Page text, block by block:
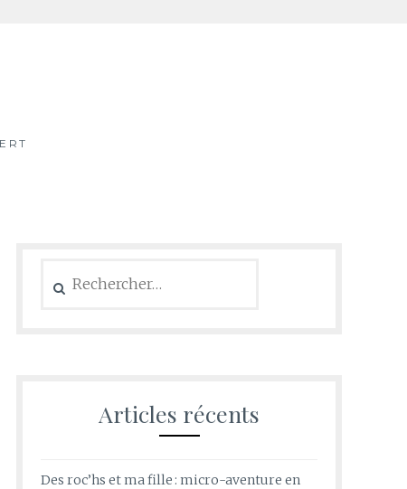
Articles récents
Des roc’hs et ma fille : micro-aventure en